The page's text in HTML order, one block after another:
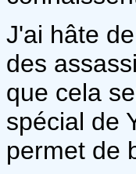
J'ai hâte
des
que cela
spécial de
permet de